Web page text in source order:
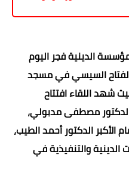
الدينية فجر اليوم
السيسي في مسجد
شهد اللقاء افتتاح
مصطفى مدبولي،
الأكبر الدكتور أحمد الطيب،
الدينية والتنفيذية في